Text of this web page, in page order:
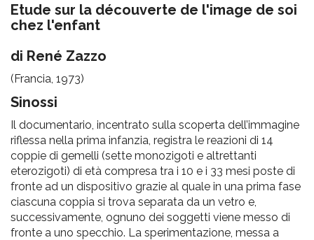
analisi
pr
l'infanzia
e
l'adolescenza
Etude sur la découverte de l'image de soi
chez l'enfant
di René Zazzo
(Francia, 1973)
Sinossi
Il documentario, incentrato sulla scoperta dell’immagine
riflessa nella prima infanzia, registra le reazioni di 14
coppie di gemelli (sette monozigoti e altrettanti
eterozigoti) di età compresa tra i 10 e i 33 mesi poste di
fronte ad un dispositivo grazie al quale in una prima fase
ciascuna coppia si trova separata da un vetro e,
successivamente, ognuno dei soggetti viene messo di
fronte a uno specchio. La sperimentazione, messa a